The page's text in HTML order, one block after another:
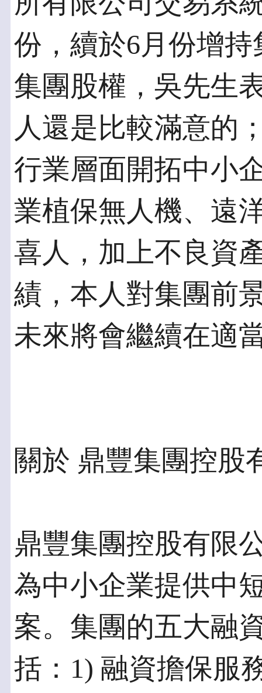
份，續於6月份增
集團股權，吳先生
人還是比較滿意的
行業層面開拓中小
業植保無人機、遠
喜人，加上不良資
績，本人對集團前
未來將會繼續在適
關於 鼎豐集團控股
鼎豐集團控股有限
為中小企業提供中
案。集團的五大融
括：1) 融資擔保服